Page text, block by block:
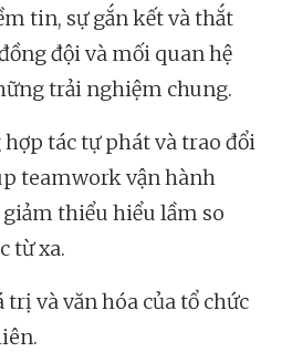
tin, sự gắn kết và thắt
đội và mối quan hệ
trải nghiệm chung.
tác tự phát và trao đổi
teamwork vận hành
thiểu hiểu lầm so
từ xa.
trị và văn hóa của tổ chức